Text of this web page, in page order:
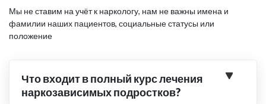
Мы не ставим на учёт к наркологу, нам не важны имена и
фамилии наших пациентов, социальные статусы или
положение
Что входит в полный курс лечения
наркозависимых подростков?